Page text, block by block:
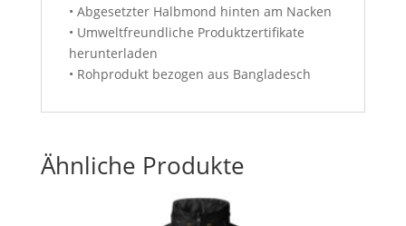
• Abgesetzter Halbmond hinten am Nacken
• Umweltfreundliche Produktzertifikate
herunterladen
• Rohprodukt bezogen aus Bangladesch
Ähnliche Produkte